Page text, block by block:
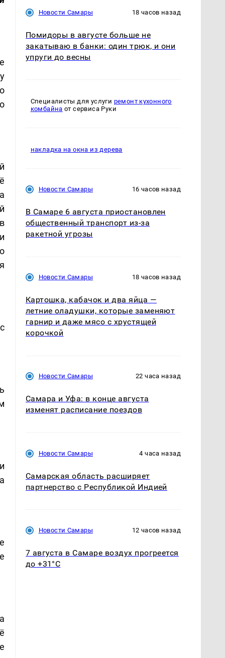
Новости Самары 18 часов назад
Помидоры в августе больше не
закатываю в банки: один трюк, и они
упруги до весны
Специалисты для услуги ремонт кухонного
комбайна от сервиса Руки
накладка на окна из дерева
Новости Самары 16 часов назад
В Самаре 6 августа приостановлен
общественный транспорт из-за
ракетной угрозы
Новости Самары 18 часов назад
Картошка, кабачок и два яйца —
летние оладушки, которые заменяют
гарнир и даже мясо с хрустящей
корочкой
Новости Самары 22 часа назад
Самара и Уфа: в конце августа
изменят расписание поездов
Новости Самары 4 часа назад
Самарская область расширяет
партнерство с Республикой Индией
Новости Самары 12 часов назад
7 августа в Самаре воздух прогреется
до +31°C